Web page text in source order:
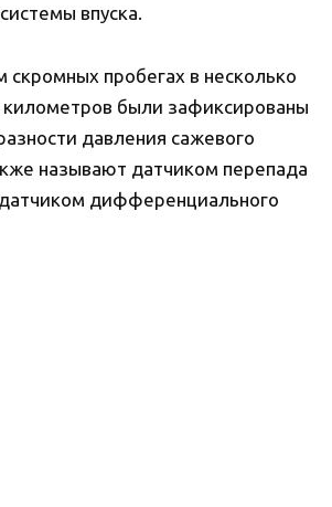
впуска.
скромных пробегах в несколько
километров были зафиксированы
давления сажевого
называют датчиком перепада
дифференциального